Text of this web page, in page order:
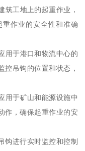
筑工地上的起重作业，
作业的安全性和准确
用于港口和物流中心的
控吊钩的位置和状态，
用于矿山和能源设施中
作，确保起重作业的安
钩进行实时监控和控制